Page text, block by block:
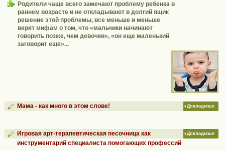
Родители чаще всего замечают проблему ребенка в
раннем возрасте и не откладывают в долгий ящик
решение этой проблемы, все меньше и меньше
верят мифам о том, что «мальчики начинают
говорить позже, чем девочки», «он еще маленький
заговорит еще»...
Докладніше
Мама - как много в этом слове!
Докладніше
Игровая арт-терапевтическая песочница как
инструментарий специалиста помогающих профессий